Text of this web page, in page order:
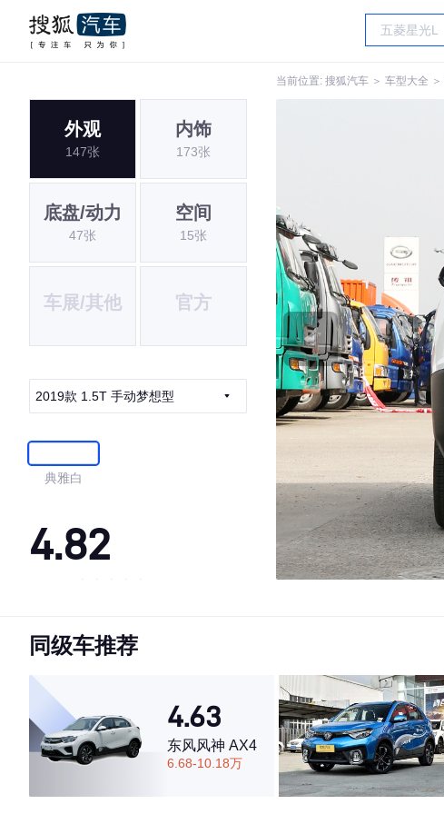
当前位置: 搜狐汽车 ＞ 车型大全 ＞
外观
147张
内饰
173张
底盘/动力
47张
空间
15张
车展/其他 官方
2019款 1.5T 手动梦想型
典雅白
4.82
·内饰表现较为优秀，优于81%同级车
·空间表现较为优秀，优于92%同级车
同级车推荐
4.63
东风风神 AX4
6.68-10.18万